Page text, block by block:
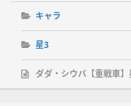
キャラ
星3
ダダ・シウバ【重戦車